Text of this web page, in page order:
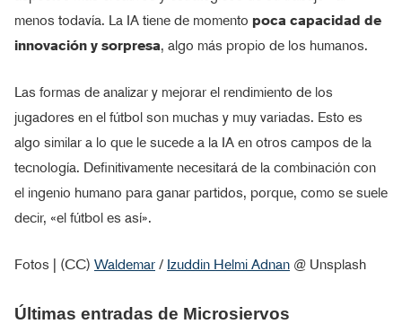
menos todavía. La IA tiene de momento poca capacidad de
innovación y sorpresa, algo más propio de los humanos.
Las formas de analizar y mejorar el rendimiento de los
jugadores en el fútbol son muchas y muy variadas. Esto es
algo similar a lo que le sucede a la IA en otros campos de la
tecnología. Definitivamente necesitará de la combinación con
el ingenio humano para ganar partidos, porque, como se suele
decir, «el fútbol es así».
Fotos | (CC) Waldemar / Izuddin Helmi Adnan @ Unsplash
Últimas entradas de Microsiervos